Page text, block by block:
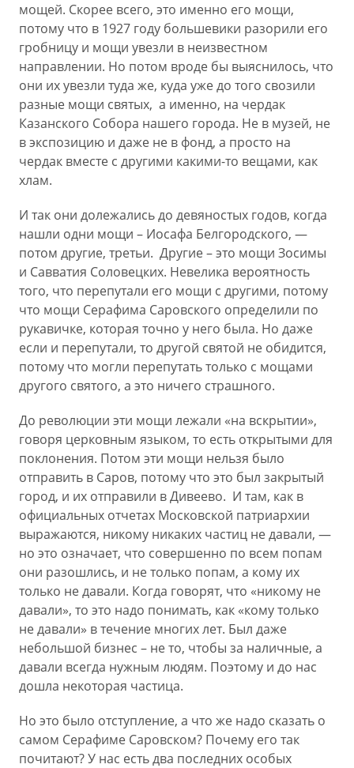
мощей. Скорее всего, это именно его мощи,
потому что в 1927 году большевики разорили его
гробницу и мощи увезли в неизвестном
направлении. Но потом вроде бы выяснилось, что
они их увезли туда же, куда уже до того свозили
разные мощи святых, а именно, на чердак
Казанского Собора нашего города. Не в музей, не
в экспозицию и даже не в фонд, а просто на
чердак вместе с другими какими-то вещами, как
хлам.
И так они долежались до девяностых годов, когда
нашли одни мощи – Иосафа Белгородского, —
потом другие, третьи. Другие – это мощи Зосимы
и Савватия Соловецких. Невелика вероятность
того, что перепутали его мощи с другими, потому
что мощи Серафима Саровского определили по
рукавичке, которая точно у него была. Но даже
если и перепутали, то другой святой не обидится,
потому что могли перепутать только с мощами
другого святого, а это ничего страшного.
До революции эти мощи лежали «на вскрытии»,
говоря церковным языком, то есть открытыми для
поклонения. Потом эти мощи нельзя было
отправить в Саров, потому что это был закрытый
город, и их отправили в Дивеево. И там, как в
официальных отчетах Московской патриархии
выражаются, никому никаких частиц не давали, —
но это означает, что совершенно по всем попам
они разошлись, и не только попам, а кому их
только не давали. Когда говорят, что «никому не
давали», то это надо понимать, как «кому только
не давали» в течение многих лет. Был даже
небольшой бизнес – не то, чтобы за наличные, а
давали всегда нужным людям. Поэтому и до нас
дошла некоторая частица.
Но это было отступление, а что же надо сказать о
самом Серафиме Саровском? Почему его так
почитают? У нас есть два последних особых